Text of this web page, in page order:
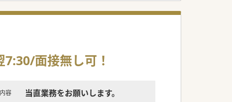
面接無し可！
容 当直業務をお願いします。